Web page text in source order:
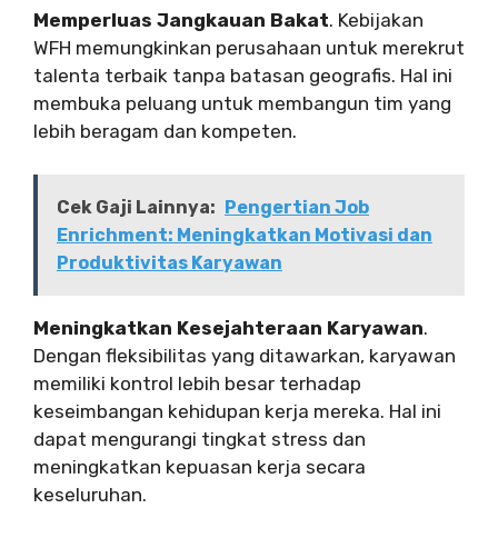
Memperluas Jangkauan Bakat. Kebijakan
WFH memungkinkan perusahaan untuk merekrut
talenta terbaik tanpa batasan geografis. Hal ini
membuka peluang untuk membangun tim yang
lebih beragam dan kompeten.
Cek Gaji Lainnya: Pengertian Job
Enrichment: Meningkatkan Motivasi dan
Produktivitas Karyawan
Meningkatkan Kesejahteraan Karyawan.
Dengan fleksibilitas yang ditawarkan, karyawan
memiliki kontrol lebih besar terhadap
keseimbangan kehidupan kerja mereka. Hal ini
dapat mengurangi tingkat stress dan
meningkatkan kepuasan kerja secara
keseluruhan.